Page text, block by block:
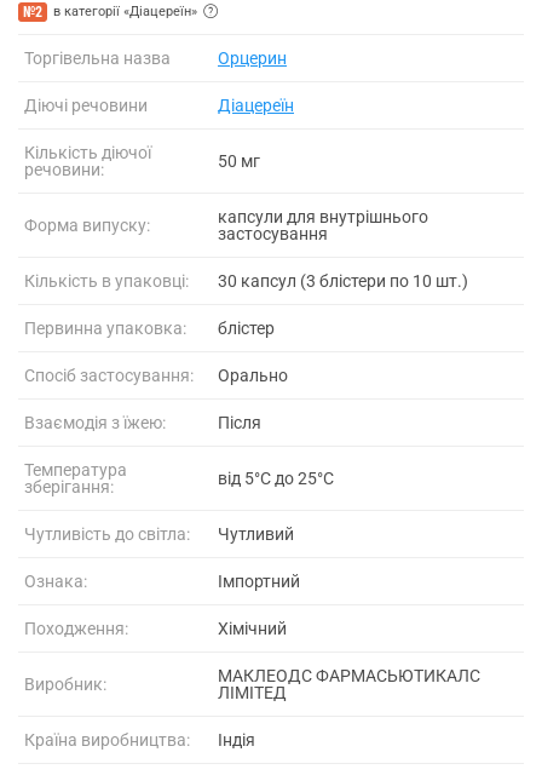
№2 в категорії «Діацереїн»
Торгівельна назва Орцерин
Діючі речовини Діацереїн
Кількість діючої
речовини:
50 мг
Форма випуску:
капсули для внутрішнього
застосування
Кількість в упаковці: 30 капсул (3 блістери по 10 шт.)
Первинна упаковка: блістер
Спосіб застосування: Орально
Взаємодія з їжею: Після
Температура
зберігання:
від 5°C до 25°C
Чутливість до світла: Чутливий
Ознака: Імпортний
Походження: Хімічний
Виробник:
МАКЛЕОДС ФАРМАСЬЮТИКАЛС
ЛІМІТЕД
Країна виробництва: Індія